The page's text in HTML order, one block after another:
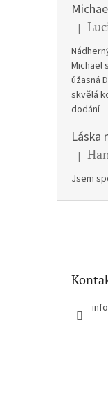
|
Michael
úžasná
skvělá
dodání
|
Jsem
info